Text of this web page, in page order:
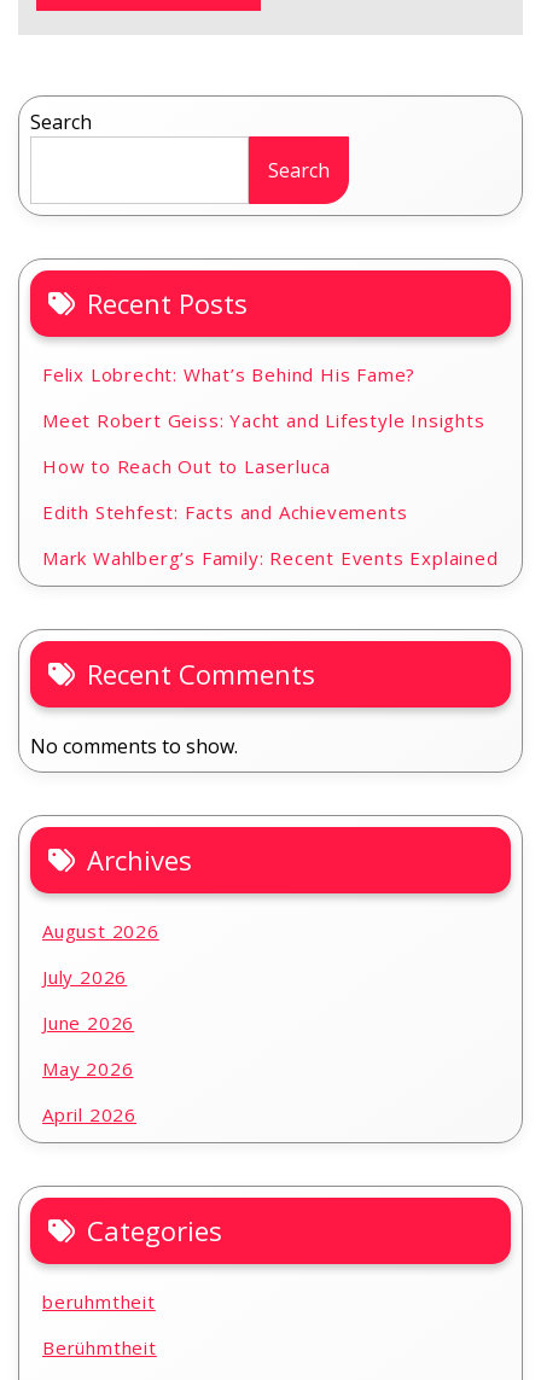
Search
Search
Recent Posts
Felix Lobrecht: What’s Behind His Fame?
Meet Robert Geiss: Yacht and Lifestyle Insights
How to Reach Out to Laserluca
Edith Stehfest: Facts and Achievements
Mark Wahlberg’s Family: Recent Events Explained
Recent Comments
No comments to show.
Archives
August 2026
July 2026
June 2026
May 2026
April 2026
Categories
beruhmtheit
Berühmtheit